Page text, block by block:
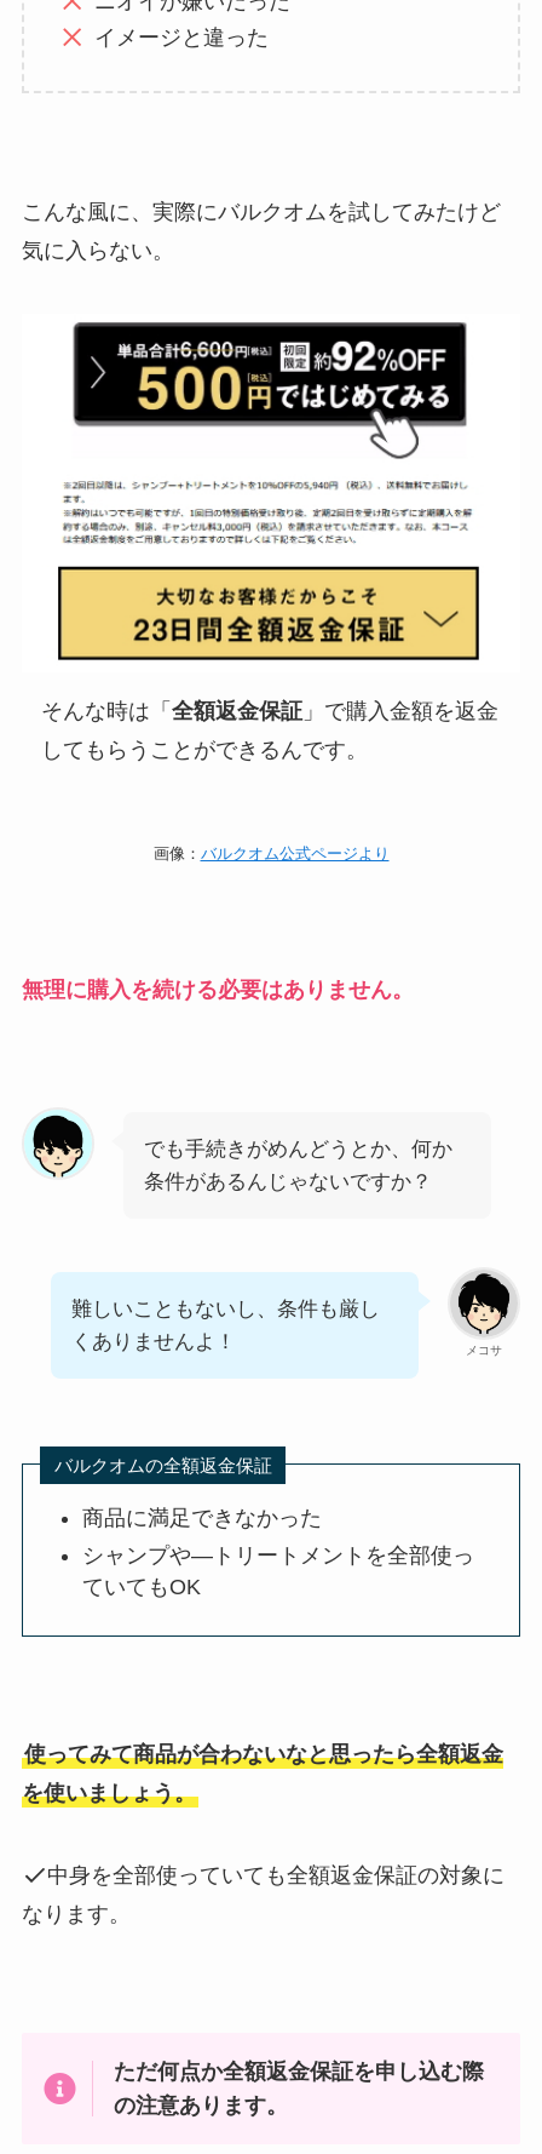
イメージと違った
こんな風に、実際にバルクオムを試してみたけど
気に入らない。
そんな時は「全額返金保証 」で購入金額を返金
してもらうことができるんです。
画像： バルクオム公式ページより
無理に購入を続ける必要はありません。
でも手続きがめんどうとか、何か
条件があるんじゃないですか？
メコサ
難しいこともないし、条件も厳し
くありませんよ！
バルクオムの全額返金保証
商品に満足できなかった
シャンプや―トリートメントを全部使っ
ていてもOK
使ってみて商品が合わないなと思ったら全額返金
を使いましょう。
中身を全部使っていても全額返金保証の対象に
なります。
ただ何点か全額返金保証を申し込む際
の注意あります。